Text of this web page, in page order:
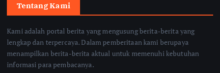
Tentang Kami
Kami adalah portal berita yang mengusung berita-berita yang
lengkap dan terpercaya. Dalam pemberitaan kami berupaya
menampilkan berita-berita aktual untuk memenuhi kebutuhan
informasi para pembacanya.